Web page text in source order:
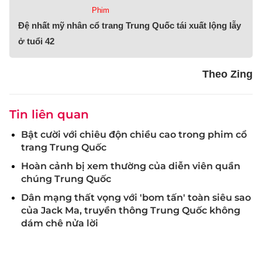
Phim
Đệ nhất mỹ nhân cổ trang Trung Quốc tái xuất lộng lẫy
ở tuổi 42
Theo Zing
Tin liên quan
Bật cười với chiêu độn chiều cao trong phim cổ
trang Trung Quốc
Hoàn cảnh bị xem thường của diễn viên quần
chúng Trung Quốc
Dân mạng thất vọng với 'bom tấn' toàn siêu sao
của Jack Ma, truyền thông Trung Quốc không
dám chê nửa lời